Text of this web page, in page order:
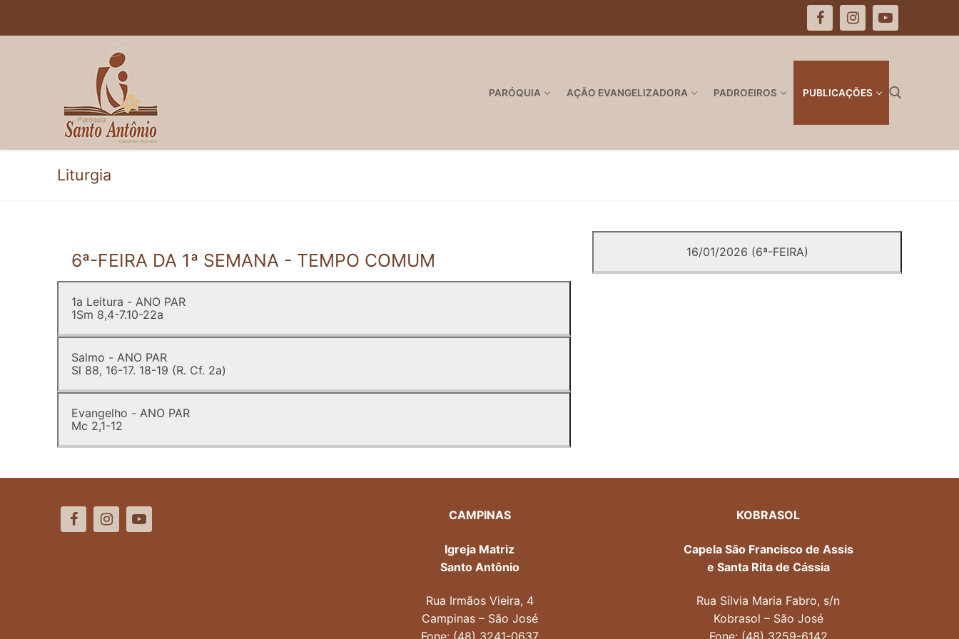
PARÓQUIA AÇÃO EVANGELIZADORA PADROEIROS PUBLICAÇÕES
Pesquisar por:
Liturgia
6ª-FEIRA DA 1ª SEMANA - TEMPO COMUM
1a Leitura - ANO PAR
1Sm 8,4-7.10-22a
Salmo - ANO PAR
Sl 88, 16-17. 18-19 (R. Cf. 2a)
Evangelho - ANO PAR
Mc 2,1-12
16/01/2026 (6ª-FEIRA)
CAMPINAS
Igreja Matriz
Santo Antônio
Rua Irmãos Vieira, 4
Campinas – São José
KOBRASOL
Capela São Francisco de Assis
e Santa Rita de Cássia
Rua Sílvia Maria Fabro, s/n
Kobrasol – São José